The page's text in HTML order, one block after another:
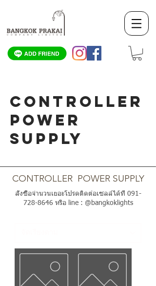
CONTROLLER
POWER
SUPPLY
CONTROLLER POWER SUPPLY
สั่งซื้อจำนวนเยอะโปรดติดต่อเซลล์ได้ที่ 091-
728-8646หรือ line : @bangkoklights